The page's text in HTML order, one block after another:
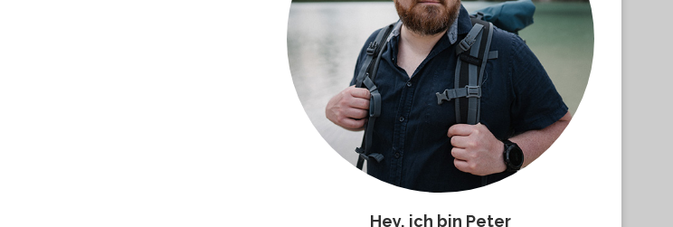
Hey, ich bin Peter